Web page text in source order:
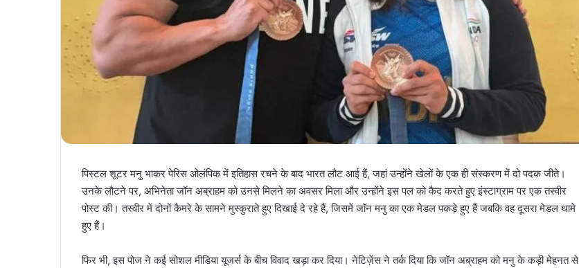
पिस्टल शूटर मनु भाकर पेरिस ओलंपिक में इतिहास रचने के बाद भारत लौट आई हैं, जहां उन्होंने खेलों के एक ही संस्करण में दो पदक जीते।
उनके लौटने पर, अभिनेता जॉन अब्राहम को उनसे मिलने का अवसर मिला और उन्होंने इस पल को कैद करते हुए इंस्टाग्राम पर एक तस्वीर
पोस्ट की। तस्वीर में दोनों कैमरे के सामने मुस्कुराते हुए दिखाई दे रहे हैं, जिसमें जॉन मनु का एक मेडल पकड़े हुए हैं जबकि वह दूसरा मेडल थामे
हुए हैं।
फिर भी, इस पोज ने कई सोशल मीडिया यूजर्स के बीच विवाद खड़ा कर दिया। नेटिज़ेंस ने तर्क दिया कि जॉन अब्राहम को मनु के कड़ी मेहनत से